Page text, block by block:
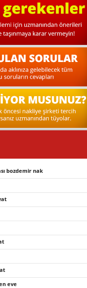
bozdemi̇r nak
eve